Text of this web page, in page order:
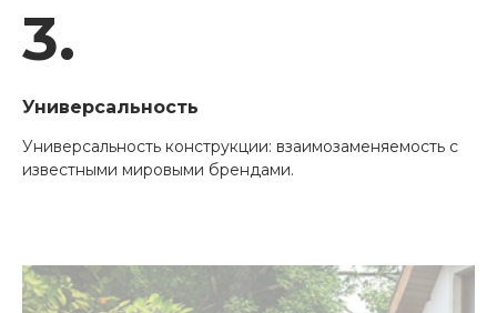
3.
Универсальность
Универсальность конструкции: взаимозаменяемость с
известными мировыми брендами.